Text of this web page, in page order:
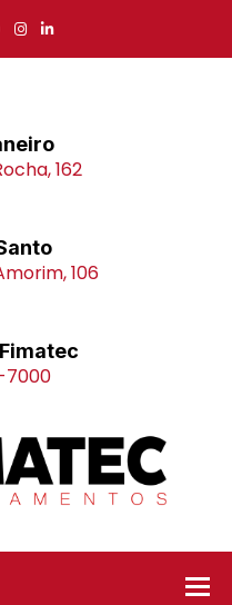
162
106
7000